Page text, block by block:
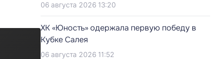
06 августа 2026 13:20
ХК «Юность» одержала первую победу в
Кубке Салея
06 августа 2026 11:52